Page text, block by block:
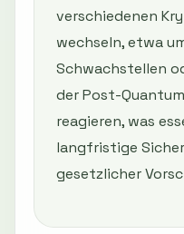
verschiedenen
wechseln, etwa
Schwachstellen
der Post-
reagieren, was
langfristige
gesetzlicher